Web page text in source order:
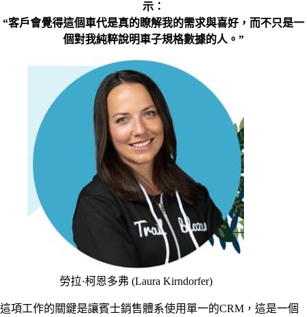
示：
“客戶會覺得這個車代是真的瞭解我的需求與喜好，而不只是一
個對我純粹說明車子規格數據的人。”
勞拉·柯恩多弗 (Laura Kirndorfer)
這項工作的關鍵是讓賓士銷售體系使用單一的CRM，這是一個